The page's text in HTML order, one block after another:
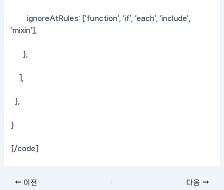
ignoreAtRules: [‘function’, ‘if’, ‘each’, ‘include’,
‘mixin’],
},
],
},
}
[/code]
이전 다음